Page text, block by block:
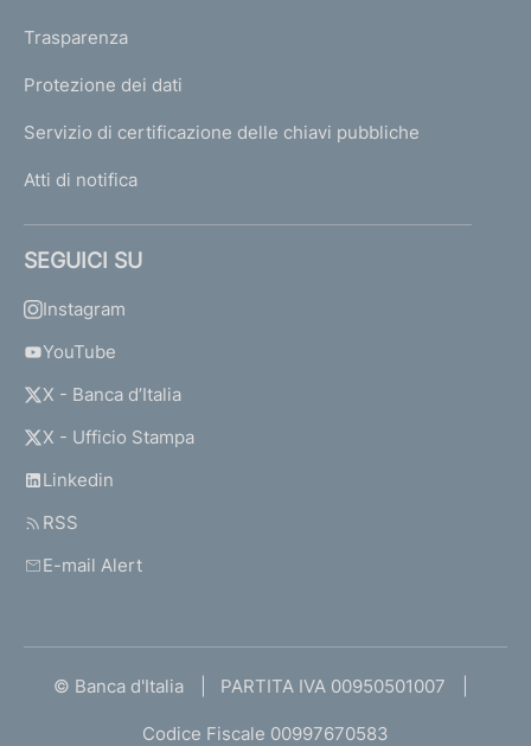
Trasparenza
Protezione dei dati
Servizio di certificazione delle chiavi pubbliche
Atti di notifica
SEGUICI SU
Instagram
YouTube
X - Banca d’Italia
X - Ufficio Stampa
Linkedin
RSS
E-mail Alert
© Banca d'Italia PARTITA IVA 00950501007
Codice Fiscale 00997670583